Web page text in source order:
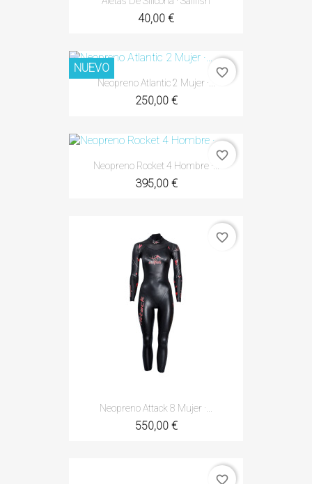
40,00 €
Neopreno Atlantic 2 Mujer ·...
250,00 €
NUEVO favorite_border
Neopreno Rocket 4 Hombre ·...
395,00 €
favorite_border
Neopreno Attack 8 Mujer ·...
550,00 €
favorite_border
favorite_border